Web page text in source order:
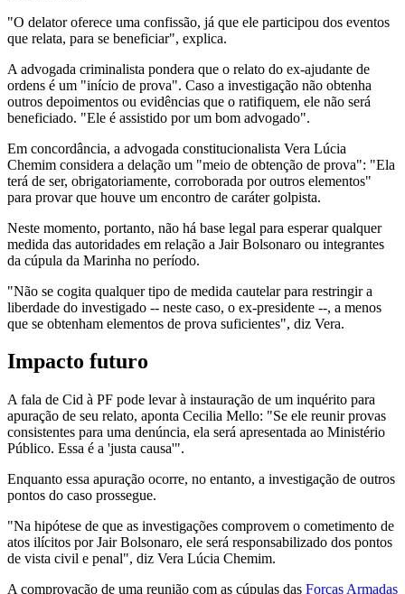
"O delator oferece uma confissão, já que ele participou dos eventos
que relata, para se beneficiar", explica.
A advogada criminalista pondera que o relato do ex-ajudante de
ordens é um "início de prova". Caso a investigação não obtenha
outros depoimentos ou evidências que o ratifiquem, ele não será
beneficiado. "Ele é assistido por um bom advogado".
Em concordância, a advogada constitucionalista Vera Lúcia
Chemim considera a delação um "meio de obtenção de prova": "Ela
terá de ser, obrigatoriamente, corroborada por outros elementos"
para provar que houve um encontro de caráter golpista.
Neste momento, portanto, não há base legal para esperar qualquer
medida das autoridades em relação a Jair Bolsonaro ou integrantes
da cúpula da Marinha no período.
"Não se cogita qualquer tipo de medida cautelar para restringir a
liberdade do investigado -- neste caso, o ex-presidente --, a menos
que se obtenham elementos de prova suficientes", diz Vera.
Impacto futuro
A fala de Cid à PF pode levar à instauração de um inquérito para
apuração de seu relato, aponta Cecilia Mello: "Se ele reunir provas
consistentes para uma denúncia, ela será apresentada ao Ministério
Público. Essa é a 'justa causa'".
Enquanto essa apuração ocorre, no entanto, a investigação de outros
pontos do caso prossegue.
"Na hipótese de que as investigações comprovem o cometimento de
atos ilícitos por Jair Bolsonaro, ele será responsabilizado dos pontos
de vista civil e penal", diz Vera Lúcia Chemim.
A comprovação de uma reunião com as cúpulas das Forças Armadas